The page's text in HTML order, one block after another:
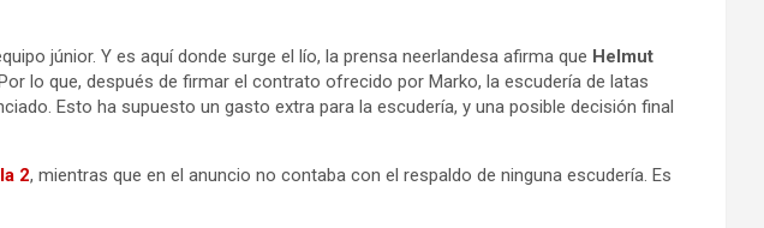
júnior. Y es aquí donde surge el lío, la prensa neerlandesa afirma que Helmut
lo que, después de firmar el contrato ofrecido por Marko, la escudería de latas
Esto ha supuesto un gasto extra para la escudería, y una posible decisión final
2, mientras que en el anuncio no contaba con el respaldo de ninguna escudería. Es